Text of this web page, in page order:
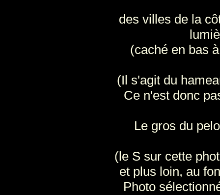
des villes de la
(caché en bas
(Il s'agit du
Ce n'est donc
Le gros du
(le S sur cette
et plus loin, au
Photo